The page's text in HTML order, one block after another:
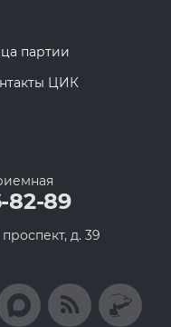
партии
ЦИК
82-89
д. 39